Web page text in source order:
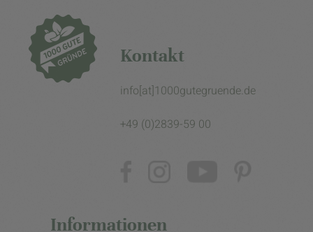
Kontakt
info[at]1000gutegruende.de
+49 (0)2839-59 00
Informationen